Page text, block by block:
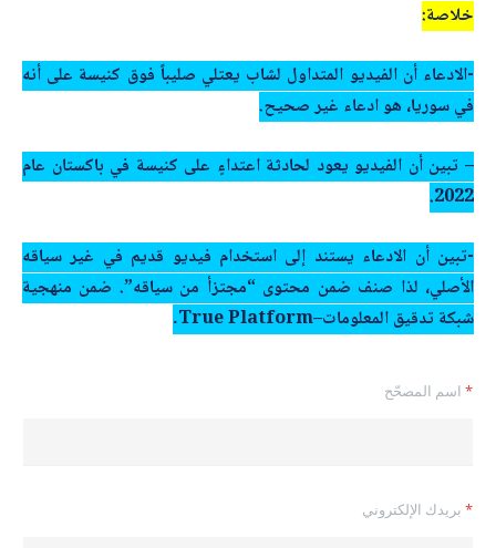
خلاصة:
-الادعاء أن الفيديو المتداول لشاب يعتلي صليباً فوق كنيسة على أنه
في سوريا، هو ادعاء غير صحيح.
– تبين أن الفيديو يعود لحادثة اعتداءٍ على كنيسة في باكستان عام
2022.
-تبين أن الادعاء يستند إلى استخدام فيديو قديم في غير سياقه
الأصلي، لذا صنف ضمن محتوى “مجتزأ من سياقه”. ضمن منهجية
شبكة تدقيق المعلومات–
True Platform.
*
*